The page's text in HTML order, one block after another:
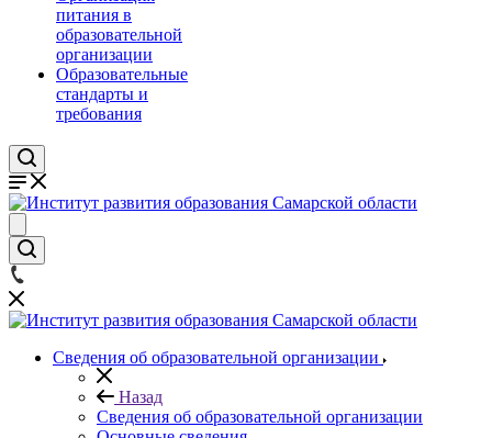
питания в
образовательной
организации
Образовательные
стандарты и
требования
Сведения об образовательной организации
Назад
Сведения об образовательной организации